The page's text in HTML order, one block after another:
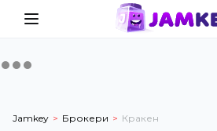
Jamkey Брокери Кракен